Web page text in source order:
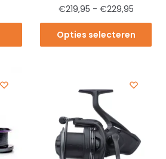
€219,95 - €229,95
Opties selecteren